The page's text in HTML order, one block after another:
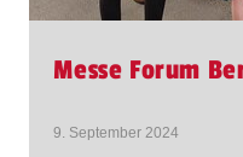
Messe Forum
9. September 2024